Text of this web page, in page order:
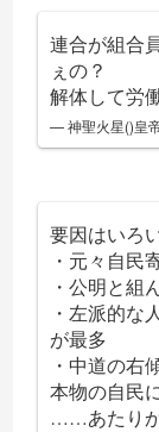
連合が組合
ぇの？
解体して労
— 神聖火星()皇
要因はいろ
・元々自民
・公明と組
・左派的な
が最多
・中道の右
本物の自民
……あたり